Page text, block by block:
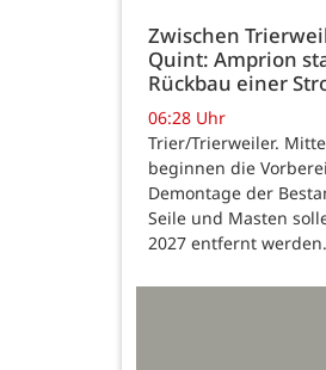
Zwischen
Quint: Amprion
Rückbau einer
06:28 Uhr
Trier/Trierweiler.
beginnen die
Demontage der
Seile und Masten
2027 entfernt werden.